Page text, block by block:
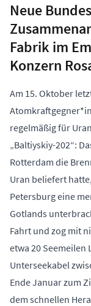
Neue
Fabrik im
Konzern
Am 15. Oktober
regelmäßig für
„Baltiyskiy-202“:
Rotterdam die
Uran beliefert
Petersburg eine
Gotlands
Fahrt und zog mit
etwa 20 Seemeilen
Unterseekabel
Ende Januar zum
dem schnellen